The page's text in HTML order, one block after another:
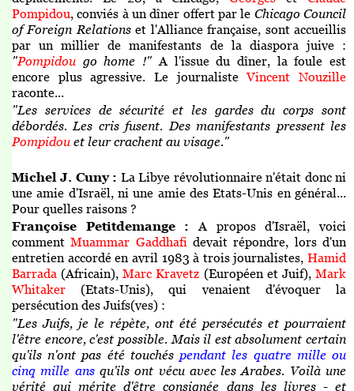
Pompidou, conviés à un dîner offert par le Chicago Council
of Foreign Relationset l'Alliance française, sont accueillis
par un millier de manifestants de la diaspora juive :
"Pompidou go home !" A l'issue du dîner, la foule est
encore plus agressive. Le journalisteVincent Nouzille
raconte...
"Les services de sécurité et les gardes du corps sont
débordés. Les cris fusent. Des manifestants pressent les
Pompidou et leur crachent au visage."
Michel J. Cuny : La Libye révolutionnaire n'était donc ni
une amie d'Israël, ni une amie des Etats-Unis en général...
Pour quelles raisons ?
Françoise Petitdemange : A propos d'Israël, voici
commentMuammar Gaddhafi devait répondre, lors d'un
entretien accordé en avril 1983 à trois journalistes, Hamid
Barrada (Africain),Marc Kravetz (Européen et Juif),Mark
Whitaker (Etats-Unis), qui venaient d'évoquer la
persécution des Juifs(ves) :
"Les Juifs, je le répète, ont été persécutés et pourraient
l'être encore, c'est possible. Mais il est absolument certain
qu'ils n'ont pas été touchéspendant les quatre mille ou
cinq mille ansqu'ils ont vécu avec les Arabes. Voilà une
vérité qui mérite d'être consignée dans les livres - et